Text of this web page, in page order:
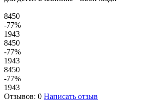
8450
-77%
1943
8450
-77%
1943
8450
-77%
1943
Отзывов: 0 Написать отзыв